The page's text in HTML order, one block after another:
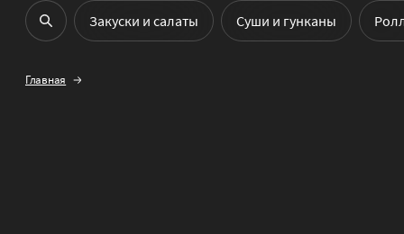
Закуски и салаты Cуши и гунканы
Главная